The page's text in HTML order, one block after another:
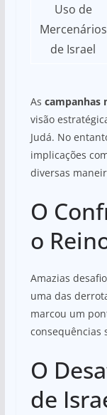
Uso de
Mercenários
de Israel
As campanhas
visão
Judá. No
implicações
diversas
O
o
Amazias
uma das
marcou um
consequências
O
de